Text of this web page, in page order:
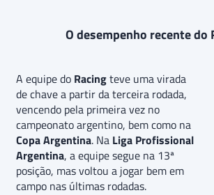
O desempenho recente do
A equipe do Racingteve uma virada
de chave a partir da terceira rodada,
vencendo pela primeira vez no
campeonato argentino, bem como na
Copa Argentina. Na Liga Profissional
Argentina, a equipe segue na 13ª
posição, mas voltou a jogar bem em
campo nas últimas rodadas.